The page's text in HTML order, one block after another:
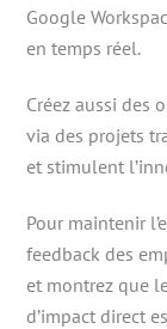
Google
en temps réel.
Créez aussi des
via des projets
et stimulent
Pour maintenir
feedback des
et montrez que
d’impact direct